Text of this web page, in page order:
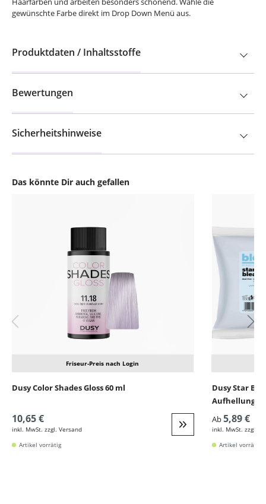
Das könnte Dir auch gefallen
Friseur-Preis nach Login
Dusy Color Shades Gloss 60 ml
10,65 €
inkl. MwSt. zzgl. Versand Weiter zur Detail
Artikel vorrätig
Dusy Star
Aufhellung)
Ab5,89 €
inkl. MwSt. zzgl.
Artikel vorrätig
gewünschte Farbe direkt im Drop Down Menü aus.
Produktdaten / Inhaltsstoffe
Bewertungen
Sicherheitshinweise